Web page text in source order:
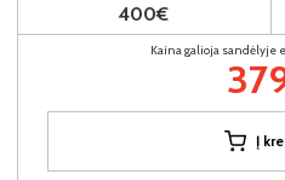
400€
Kaina galioja sandėlyje
Į